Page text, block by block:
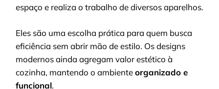
espaço e realiza o trabalho de diversos aparelhos.
Eles são uma escolha prática para quem busca
eficiência sem abrir mão de estilo. Os designs
modernos ainda agregam valor estético à
cozinha, mantendo o ambienteorganizado e
funcional.